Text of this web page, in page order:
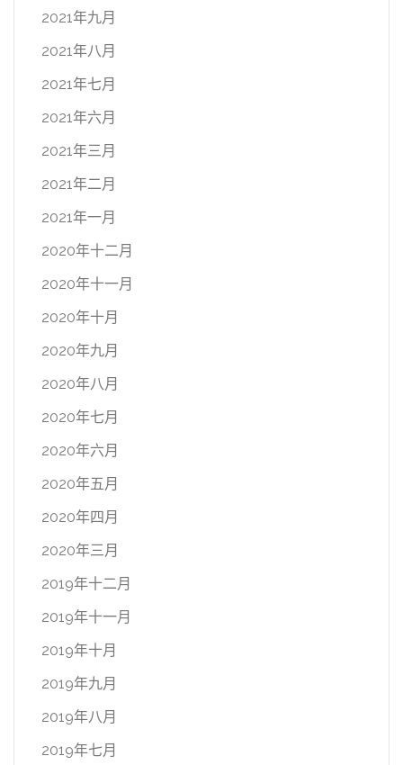
2021年九月
2021年八月
2021年七月
2021年六月
2021年三月
2021年二月
2021年一月
2020年十二月
2020年十一月
2020年十月
2020年九月
2020年八月
2020年七月
2020年六月
2020年五月
2020年四月
2020年三月
2019年十二月
2019年十一月
2019年十月
2019年九月
2019年八月
2019年七月